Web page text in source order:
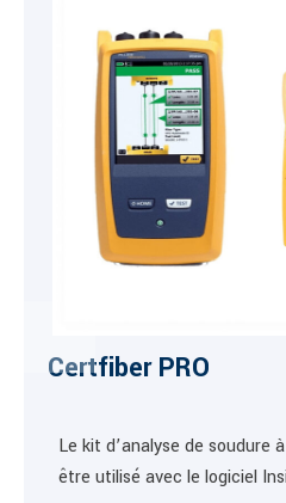
Certfiber PRO
Le kit d’analyse de soudure
être utilisé avec le logiciel